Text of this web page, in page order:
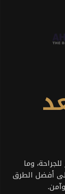
وما
أفضل الطرق